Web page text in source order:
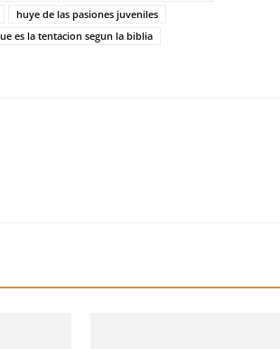
huye de las pasiones juveniles
es la tentacion segun la biblia